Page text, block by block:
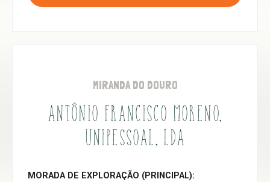
MIRANDA DO DOURO
ANTÔNIO FRANCISCO MORENO,
UNIPESSOAL, LDA
MORADA DE EXPLORAÇÃO (PRINCIPAL):